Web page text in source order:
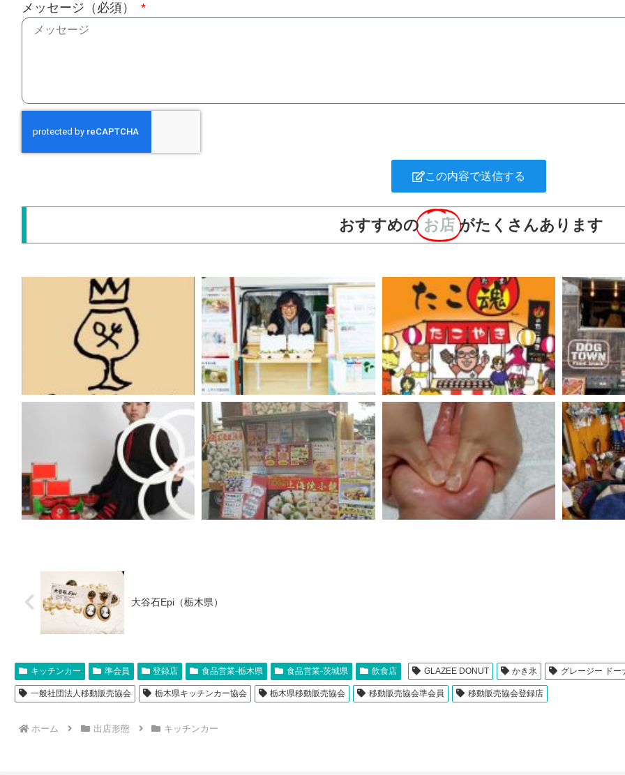
メッセージ（必須）
この内容で送信する
おすすめの お店 がたくさんあります
大谷石Epi（栃木県）
キッチンカー 準会員 登録店 食品営業-栃木県 食品営業-茨城県 飲食店 GLAZEE DONUT かき氷 グレージー ドー
一般社団法人移動販売協会 栃木県キッチンカー協会 栃木県移動販売協会 移動販売協会準会員 移動販売協会登録店
ホーム 出店形態 キッチンカー